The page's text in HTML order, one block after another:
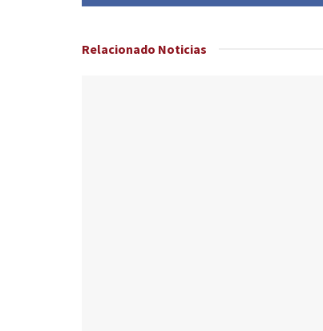
Relacionado Noticias